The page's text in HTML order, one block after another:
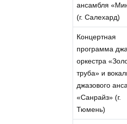
ансамбля
(г. Салехард)
Концертная
программа
оркестра
труба» и
джазового
«Санрайз» (г.
Тюмень)